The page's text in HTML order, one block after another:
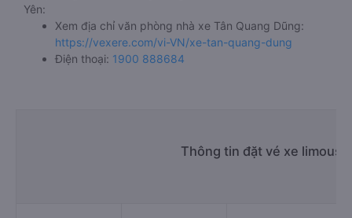
Yên:
Xem địa chỉ văn phòng nhà xe Tân Quang Dũng:
https://vexere.com/vi-VN/xe-tan-quang-dung
Điện thoại: 1900 888684
Thông tin đặt vé xe